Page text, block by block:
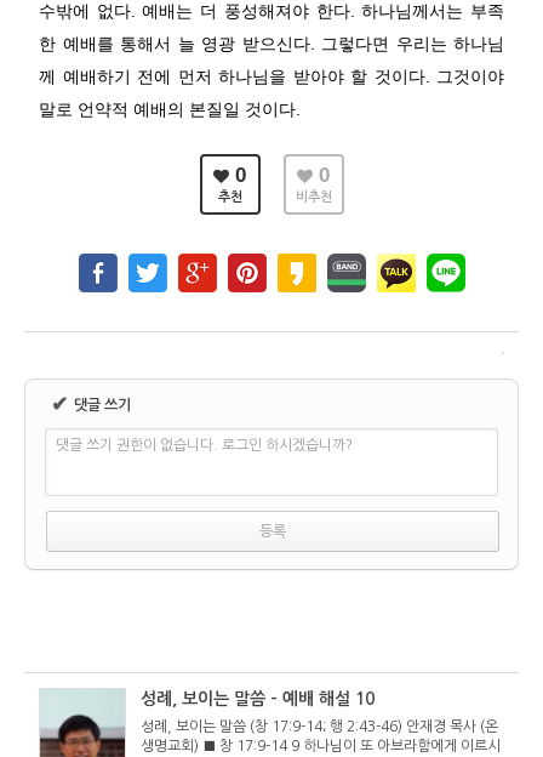
수밖에 없다. 예배는 더 풍성해져야 한다. 하나님께서는 부족
한 예배를 통해서 늘 영광 받으신다. 그렇다면 우리는 하나님
께 예배하기 전에 먼저 하나님을 받아야 할 것이다. 그것이야
말로 언약적 예배의 본질일 것이다.
0
추천
0
비추천
✔ 댓글 쓰기
댓글 쓰기 권한이 없습니다. 로그인 하시겠습니까?
성례, 보이는 말씀 - 예배 해설 10
성례, 보이는 말씀 (창 17:9-14; 행 2:43-46) 안재경 목사 (온
생명교회) ■ 창 17:9-14 9 하나님이 또 아브라함에게 이르시